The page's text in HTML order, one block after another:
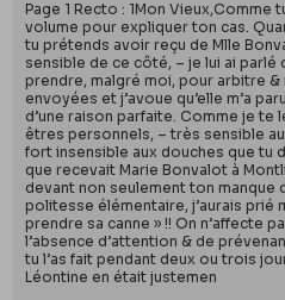
Page 1 Recto : 1Mon Vieux,Comme
volume pour expliquer ton cas.
tu prétends avoir reçu de Mlle
sensible de ce côté, – je lui ai parlé
prendre, malgré moi, pour arbitre &
envoyées et j’avoue qu’elle m’a
d’une raison parfaite. Comme je te
êtres personnels, – très sensible
fort insensible aux douches que tu
que recevait Marie Bonvalot à
devant non seulement ton manque
politesse élémentaire, j’aurais prié
prendre sa canne » !! On n’affecte
l’absence d’attention & de
tu l’as fait pendant deux ou trois
Léontine en était justemen